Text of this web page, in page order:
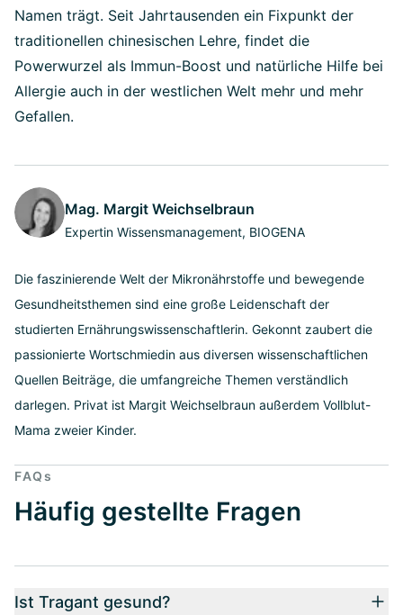
Namen trägt. Seit Jahrtausenden ein Fixpunkt der
traditionellen chinesischen Lehre, findet die
Powerwurzel als Immun-Boost und natürliche Hilfe bei
Allergie auch in der westlichen Welt mehr und mehr
Gefallen.
Mag. Margit Weichselbraun
Expertin Wissensmanagement, BIOGENA
Die faszinierende Welt der Mikronährstoffe und bewegende
Gesundheitsthemen sind eine große Leidenschaft der
studierten Ernährungswissenschaftlerin. Gekonnt zaubert die
passionierte Wortschmiedin aus diversen wissenschaftlichen
Quellen Beiträge, die umfangreiche Themen verständlich
darlegen. Privat ist Margit Weichselbraun außerdem Vollblut-
Mama zweier Kinder.
FAQs
Häufig gestellte Fragen
Ist Tragant gesund?